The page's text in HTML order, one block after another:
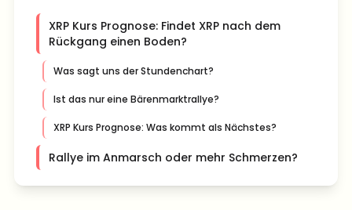
XRP Kurs Prognose: Findet XRP nach dem
Rückgang einen Boden?
Was sagt uns der Stundenchart?
Ist das nur eine Bärenmarktrallye?
XRP Kurs Prognose: Was kommt als Nächstes?
Rallye im Anmarsch oder mehr Schmerzen?